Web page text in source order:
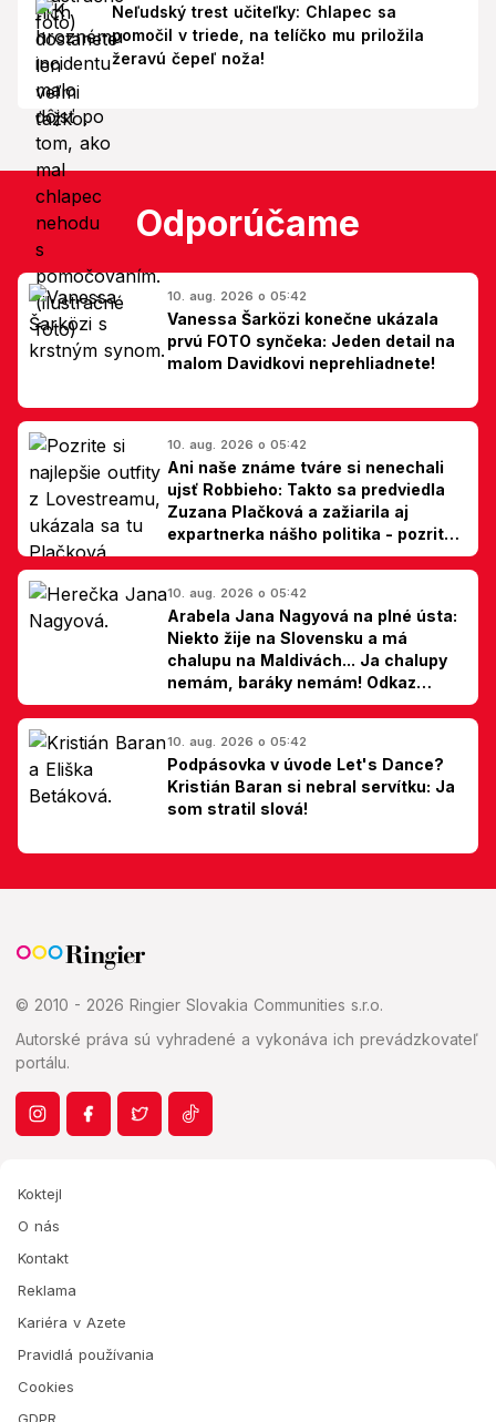
Neľudský trest učiteľky: Chlapec sa
pomočil v triede, na telíčko mu priložila
žeravú čepeľ noža!
Odporúčame
10. aug. 2026 o 05:42
Vanessa Šarközi konečne ukázala
prvú FOTO synčeka: Jeden detail na
malom Davidkovi neprehliadnete!
10. aug. 2026 o 05:42
Ani naše známe tváre si nenechali
ujsť Robbieho: Takto sa predviedla
Zuzana Plačková a zažiarila aj
expartnerka nášho politika - pozrite
si TOP outfity z Lovestreamu
10. aug. 2026 o 05:42
Arabela Jana Nagyová na plné ústa:
Niekto žije na Slovensku a má
chalupu na Maldivách... Ja chalupy
nemám, baráky nemám! Odkaz
Slovákom
10. aug. 2026 o 05:42
Podpásovka v úvode Let's Dance?
Kristián Baran si nebral servítku: Ja
som stratil slová!
© 2010 - 2026 Ringier Slovakia Communities s.r.o.
Autorské práva sú vyhradené a vykonáva ich prevádzkovateľ
portálu.
Koktejl
O nás
Kontakt
Reklama
Kariéra v Azete
Pravidlá používania
Cookies
GDPR